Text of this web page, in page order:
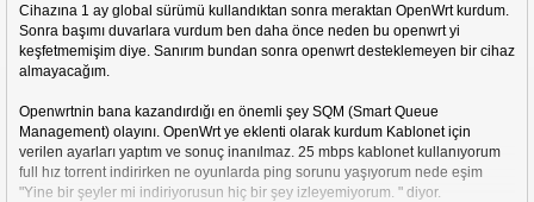
Cihazına 1 ay global sürümü kullandıktan sonra meraktan OpenWrt kurdum.
Sonra başımı duvarlara vurdum ben daha önce neden bu openwrt yi
keşfetmemişim diye. Sanırım bundan sonra openwrt desteklemeyen bir cihaz
almayacağım.
Openwrtnin bana kazandırdığı en önemli şey SQM (Smart Queue
Management) olayını. OpenWrt ye eklenti olarak kurdum Kablonet için
verilen ayarları yaptım ve sonuç inanılmaz. 25 mbps kablonet kullanıyorum
full hız torrent indirirken ne oyunlarda ping sorunu yaşıyorum nede eşim
"Yine bir şeyler mi indiriyorusun hiç bir şey izleyemiyorum. " diyor.